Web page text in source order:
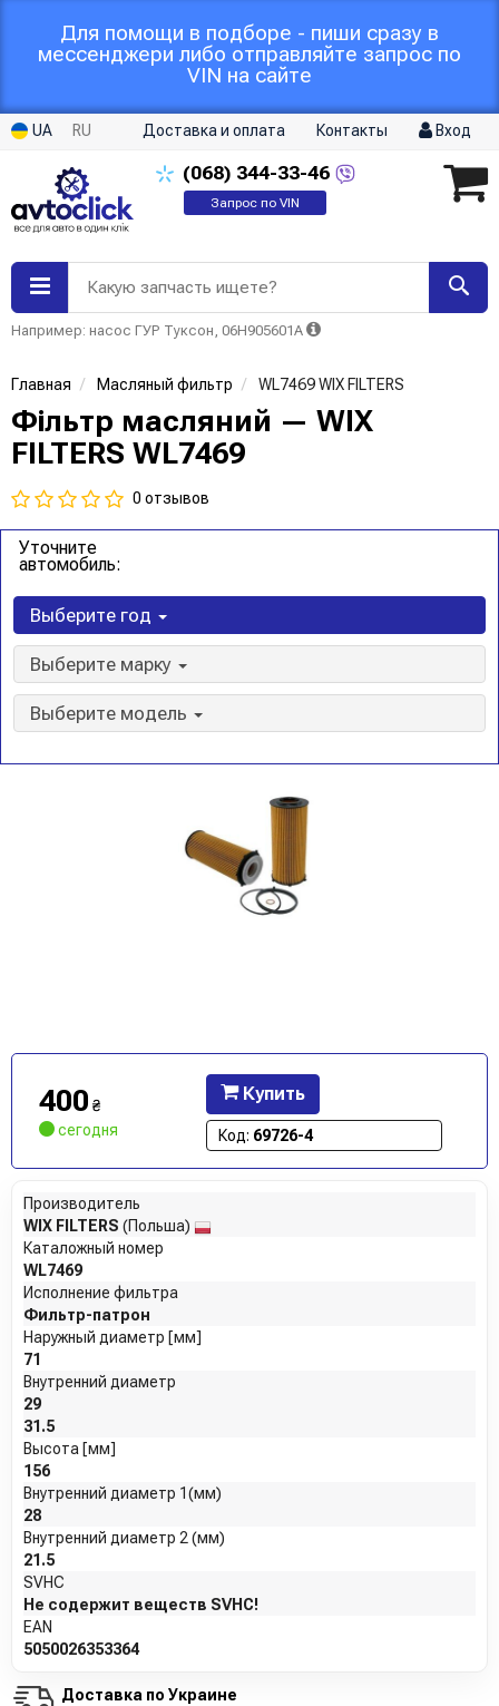
Для помощи в подборе - пиши сразу в
мессенджери либо отправляйте запрос по
VIN на сайте
UA RU Доставка и оплата Контакты Вход
(068) 344-33-46
Запрос по VIN
Какую запчасть ищете?
Например: насос ГУР Туксон, 06H905601A
Главная Масляный фильтр WL7469 WIX FILTERS
Фільтр масляний — WIX
FILTERS WL7469
0 отзывов
Уточните
автомобиль:
Выберите год
Выберите марку
Выберите модель
400 ₴
сегодня
Купить
Код: 69726-4
Производитель
WIX FILTERS (Польша)
Каталожный номер
WL7469
Исполнение фильтра
Фильтр-патрон
Наружный диаметр [мм]
71
Внутренний диаметр
29
31.5
Высота [мм]
156
Внутренний диаметр 1(мм)
28
Внутренний диаметр 2 (мм)
21.5
SVHC
Не содержит веществ SVHC!
EAN
5050026353364
Доставка по Украине